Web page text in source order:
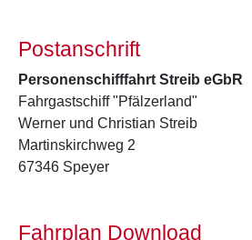
Postanschrift
Personenschifffahrt Streib eGbR
Fahrgastschiff "Pfälzerland"
Werner und Christian Streib
Martinskirchweg 2
67346 Speyer
Fahrplan Download